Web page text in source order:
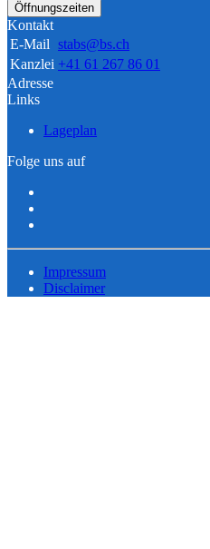
Öffnungszeiten
Kontakt
E-Mail stabs@bs.ch
Kanzlei +41 61 267 86 01
Adresse
Links
Lageplan
Folge uns auf
Impressum
Disclaimer